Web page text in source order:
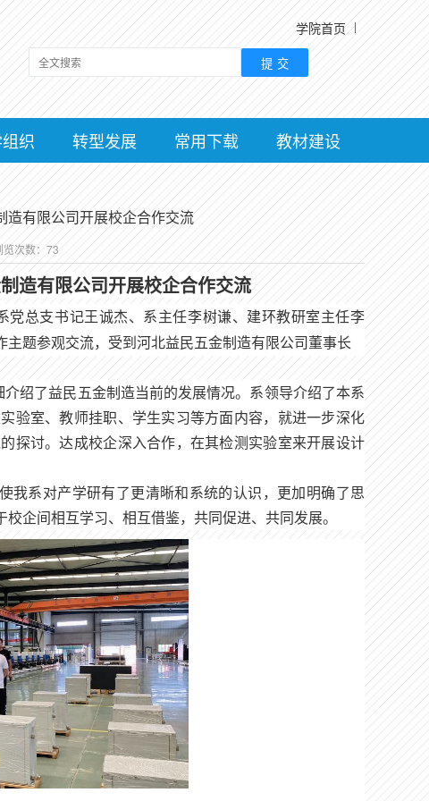
学院首页
织 转型发展 常用下载 教材建设
造有限公司开展校企合作交流
次数： 73
造有限公司开展校企合作交流
党总支书记王诚杰、系主任李树谦、建环教研室主任李
题参观交流，受到河北益民五金制造有限公司董事长
绍了益民五金制造当前的发展情况。系领导介绍了本系
验室、教师挂职、学生实习等方面内容，就进一步深化
探讨。达成校企深入合作，在其检测实验室来开展设计
我系对产学研有了更清晰和系统的认识，更加明确了思
企间相互学习、相互借鉴，共同促进、共同发展。